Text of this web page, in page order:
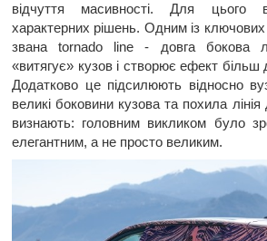
відчуття масивності. Для цього
характерних рішень. Одним із
звана tornado line - довга бокова
«витягує» кузов і створює ефект більш
Додатково це підсилюють відносно
великі боковини кузова та похила
визнають: головним викликом було
елегантним, а не просто великим.